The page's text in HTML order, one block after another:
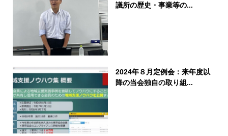
議所の歴史・事業等の...
2024年８月定例会：来年度以
降の当会独自の取り組...